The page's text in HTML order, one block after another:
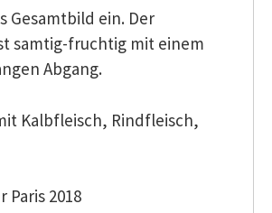
Gesamtbild ein. Der
samtig-fruchtig mit einem
Abgang.
Kalbfleisch, Rindfleisch,
Paris 2018